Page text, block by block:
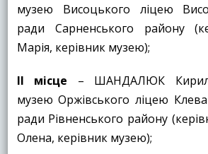
музею Висоцького ліцею
ради Сарненського району
Марія, керівник музею);
ІІ місце – ШАНДАЛЮК
музею Оржівського ліцею
ради Рівненського району
Олена, керівник музею);